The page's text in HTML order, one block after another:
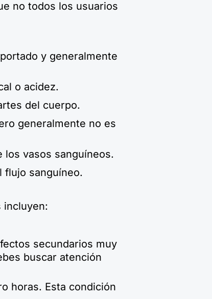
no todos los usuarios
y generalmente
o acidez.
del cuerpo.
generalmente no es
los vasos sanguíneos.
flujo sanguíneo.
incluyen:
secundarios muy
buscar atención
horas. Esta condición